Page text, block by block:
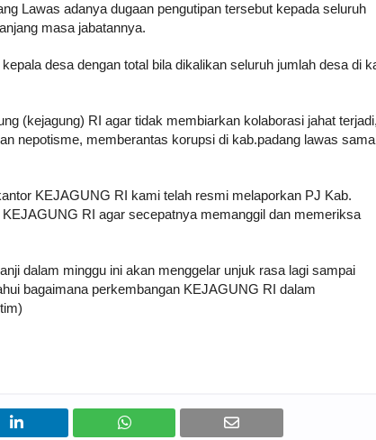
Lawas adanya dugaan pengutipan tersebut kepada seluruh
masa jabatannya.
desa dengan total bila dikalikan seluruh jumlah desa di
(kejagung) RI agar tidak membiarkan kolaborasi jahat
nepotisme, memberantas korupsi di kab.padang lawas sama
KEJAGUNG RI kami telah resmi melaporkan PJ Kab.
RI agar secepatnya memanggil dan memeriksa
dalam minggu ini akan menggelar unjuk rasa lagi sampai
bagaimana perkembangan KEJAGUNG RI dalam